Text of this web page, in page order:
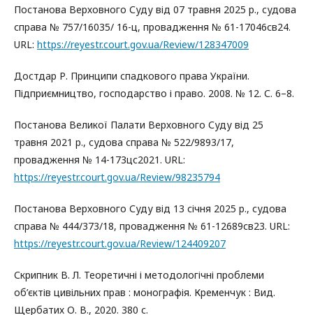
Постанова Верховного Суду від 07 травня 2025 р., судова
справа № 757/16035/ 16-ц, провадження № 61-17046св24.
URL: https://reyestr.court.gov.ua/Review/128347009
Достдар Р. Принципи спадкового права України.
Підприємництво, господарство і право. 2008. № 12. С. 6–8.
Постанова Великої Палати Верховного Суду від 25
травня 2021 р., судова справа № 522/9893/17,
провадження № 14-173цс2021. URL:
https://reyestr.court.gov.ua/Review/98235794
Постанова Верховного Суду від 13 січня 2025 р., судова
справа № 444/373/18, провадження № 61-12689св23. URL:
https://reyestr.court.gov.ua/Review/124409207
Скрипник В. Л. Теоретичні і методологічні проблеми
об’єктів цивільних прав : монографія. Кременчук : Вид.
Щербатих О. В., 2020. 380 с.